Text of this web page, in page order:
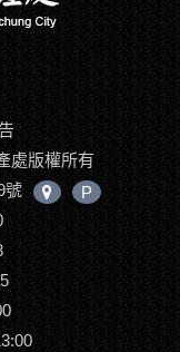
處版權所有
號
中
P